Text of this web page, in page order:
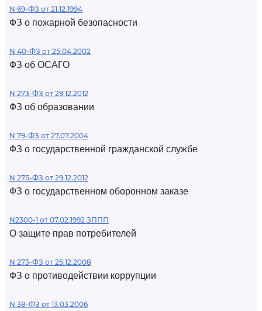
N 69-ФЗ от 21.12.1994
ФЗ о пожарной безопасности
N 40-ФЗ от 25.04.2002
ФЗ об ОСАГО
N 273-ФЗ от 29.12.2012
ФЗ об образовании
N 79-ФЗ от 27.07.2004
ФЗ о государственной гражданской службе
N 275-ФЗ от 29.12.2012
ФЗ о государственном оборонном заказе
N2300-1 от 07.02.1992 ЗППП
О защите прав потребителей
N 273-ФЗ от 25.12.2008
ФЗ о противодействии коррупции
N 38-ФЗ от 13.03.2006